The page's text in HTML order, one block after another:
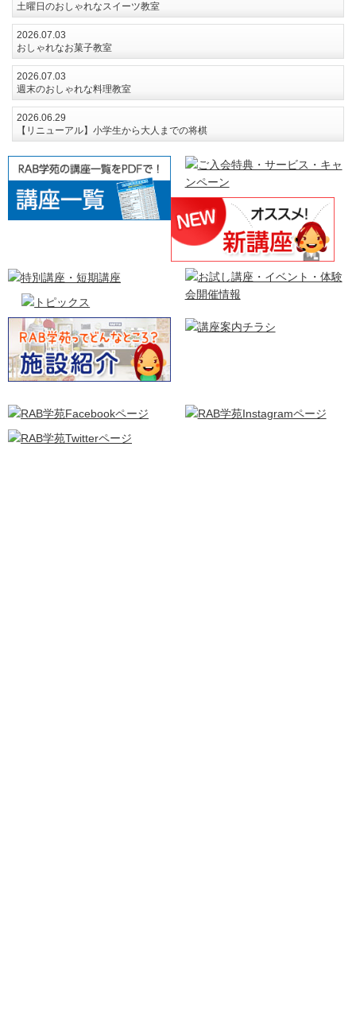
土曜日のおしゃれなスイーツ教室
2026.07.03
おしゃれなお菓子教室
2026.07.03
週末のおしゃれな料理教室
2026.06.29
【リニューアル】小学生から大人までの将棋